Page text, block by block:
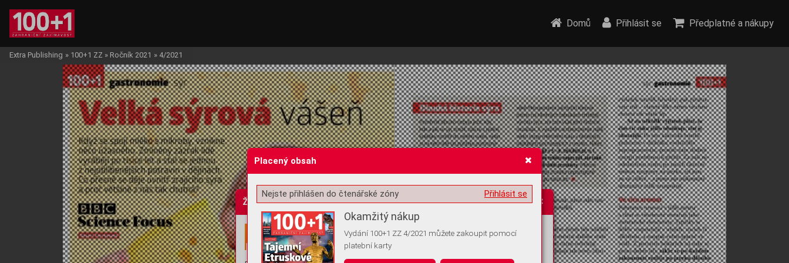
Žádost o souhlas s ukládáním volitelných informací
Domů Přihlásit se Předplatné a nákupy
Extra Publishing » 100+1 ZZ » Ročník 2021 » 4/2021
Placený obsah
Přihlásit se
Nejste přihlášen do čtenářské zóny
Okamžitý nákup
Vydání 100+1 ZZ 4/2021 můžete zakoupit pomocí
platební karty